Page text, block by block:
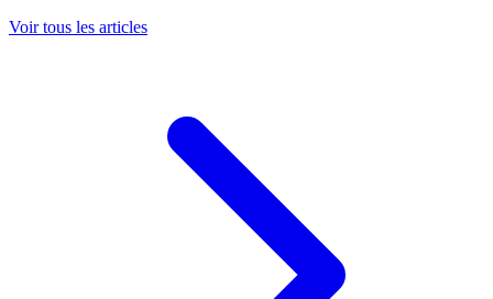
Voir tous les articles